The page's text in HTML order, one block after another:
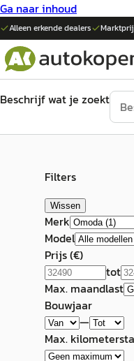
Ga naar inhoud
Alleen erkende dealers
Beschrijf wat je zoekt
Filters
Wissen
Merk
Model
Prijs (€)
tot
Max. maandlast
Bouwjaar
—
Max.